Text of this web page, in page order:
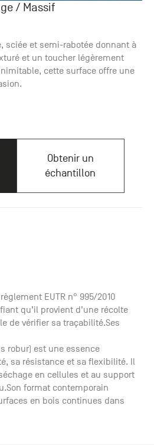
/ Massif
sciée et semi-rabotée donnant à
et un toucher légèrement
cette surface offre une
Obtenir un
échantillon
EUTR n° 995/2010
qu’il provient d’une récolte
de vérifier sa traçabilité.Ses
robur) est une essence
sa résistance et sa flexibilité. Il
en cellules et au support
format contemporain
en bois continues dans